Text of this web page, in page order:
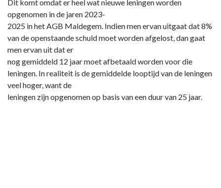
Dit komt omdat er heel wat nieuwe leningen worden
opgenomen in de jaren 2023-
2025 in het AGB Maldegem. Indien men ervan uitgaat dat 8%
van de openstaande schuld moet worden afgelost, dan gaat
men ervan uit dat er
nog gemiddeld 12 jaar moet afbetaald worden voor die
leningen. In realiteit is de gemiddelde looptijd van de leningen
veel hoger, want de
leningen zijn opgenomen op basis van een duur van 25 jaar.